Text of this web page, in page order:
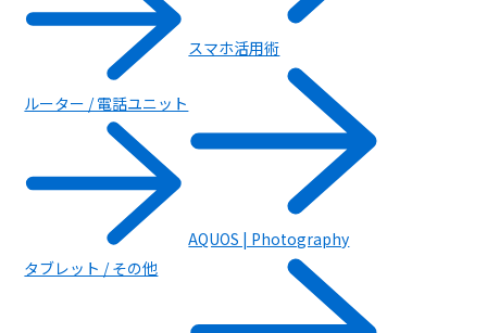
モバイル補償パック
ルーター / 電話ユニット
タブレット / その他
スマホ活用術
AQUOS | Photography